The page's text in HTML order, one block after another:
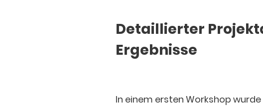
Detaillierter
Ergebnisse
In einem ersten Workshop